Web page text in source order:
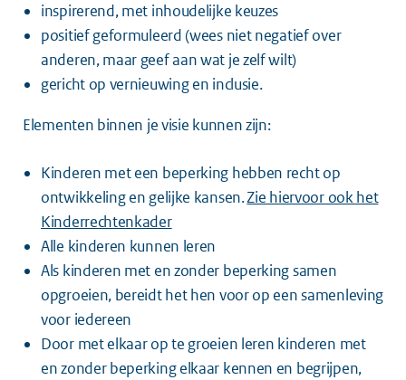
inspirerend, met inhoudelijke keuzes
positief geformuleerd (wees niet negatief over
anderen, maar geef aan wat je zelf wilt)
gericht op vernieuwing en inclusie.
Elementen binnen je visie kunnen zijn:
Kinderen met een beperking hebben recht op
ontwikkeling en gelijke kansen.Zie hiervoor ook het
Kinderrechtenkader
Alle kinderen kunnen leren
Als kinderen met en zonder beperking samen
opgroeien, bereidt het hen voor op een samenleving
voor iedereen
Door met elkaar op te groeien leren kinderen met
en zonder beperking elkaar kennen en begrijpen,